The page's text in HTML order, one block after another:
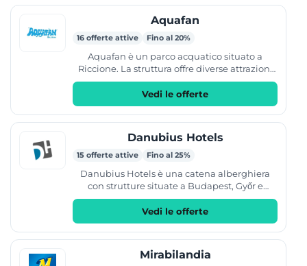
Aquafan
16 offerte attive Fino al 20%
Aquafan è un parco acquatico situato a
Riccione. La struttura offre diverse attrazioni
tra cui scivoli, piscine, una piscina a onde e
aree...
Vedi le offerte
Danubius Hotels
15 offerte attive Fino al 25%
Danubius Hotels è una catena alberghiera
con strutture situate a Budapest, Győr e
Londra. Il sito ufficiale permette di prenotare
soggiorni in...
Vedi le offerte
Mirabilandia